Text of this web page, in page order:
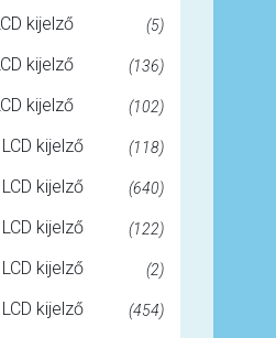
kijelző (5)
kijelző (136)
kijelző (102)
kijelző (118)
kijelző (640)
kijelző (122)
kijelző (2)
kijelző (454)